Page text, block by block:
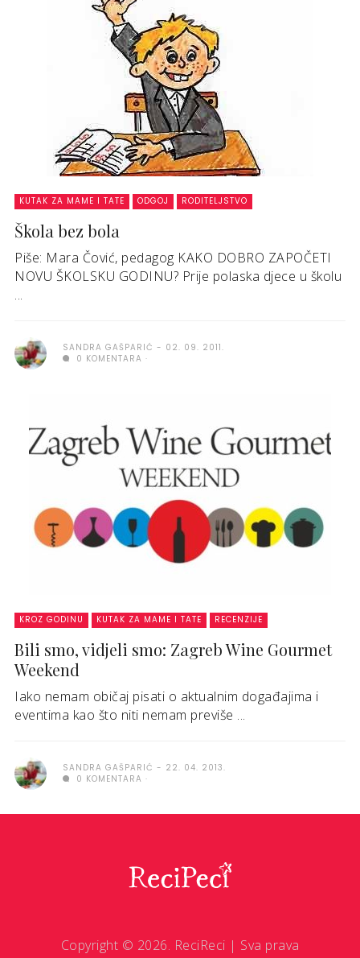
KUTAK ZA MAME I TATE ODGOJ RODITELJSTVO
Škola bez bola
Piše: Mara Čović, pedagog KAKO DOBRO ZAPOČETI
NOVU ŠKOLSKU GODINU? Prije polaska djece u školu
...
SANDRA GAŠPARIĆ
02. 09. 2011.
0 KOMENTARA
KROZ GODINU KUTAK ZA MAME I TATE RECENZIJE
Bili smo, vidjeli smo: Zagreb Wine Gourmet
Weekend
Iako nemam običaj pisati o aktualnim događajima i
eventima kao što niti nemam previše ...
SANDRA GAŠPARIĆ
22. 04. 2013.
0 KOMENTARA
Copyright © 2026. ReciReci | Sva prava